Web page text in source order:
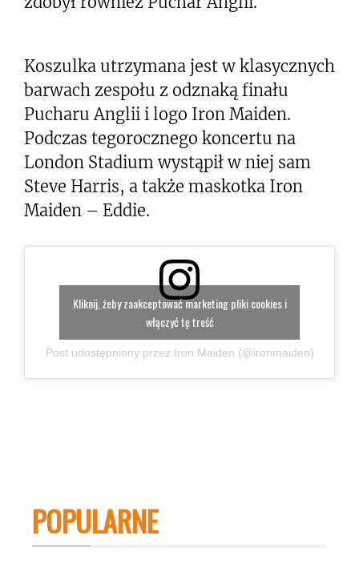
Koszulka utrzymana jest w klasycznych
barwach zespołu z odznaką finału
Pucharu Anglii i logo Iron Maiden.
Podczas tegorocznego koncertu na
London Stadium wystąpił w niej sam
Steve Harris, a także maskotka Iron
Maiden – Eddie.
Post udostępniony przez Iron Maiden (@ironmaiden)
Kliknij, żeby zaakceptować marketing pliki cookies i
włączyć tę treść
POPULARNE